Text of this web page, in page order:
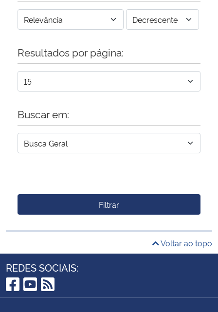
Resultados por página:
Buscar em:
Filtrar
Voltar ao topo
REDES SOCIAIS:
Facebook
YouTube
RSS